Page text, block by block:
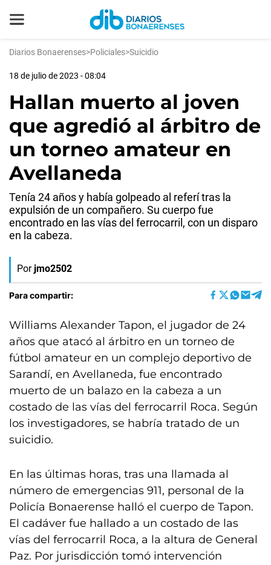
Diarios Bonaerenses>Policiales>Suicidio
18 de julio de 2023 - 08:04
Hallan muerto al joven
que agredió al árbitro de
un torneo amateur en
Avellaneda
Tenía 24 años y había golpeado al referí tras la
expulsión de un compañero. Su cuerpo fue
encontrado en las vías del ferrocarril, con un disparo
en la cabeza.
Por jmo2502
Para compartir:
Williams Alexander Tapon, el jugador de 24
años que atacó al árbitro en un torneo de
fútbol amateur en un complejo deportivo de
Sarandí, en Avellaneda, fue encontrado
muerto de un balazo en la cabeza a un
costado de las vías del ferrocarril Roca. Según
los investigadores, se habría tratado de un
suicidio.
En las últimas horas, tras una llamada al
número de emergencias 911, personal de la
Policía Bonaerense halló el cuerpo de Tapon.
El cadáver fue hallado a un costado de las
vías del ferrocarril Roca, a la altura de General
Paz. Por jurisdicción tomó intervención